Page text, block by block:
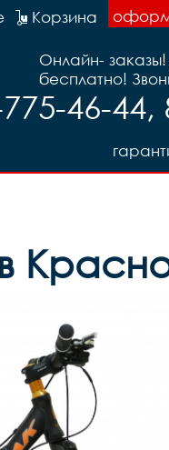
Корзина
Онлайн-
бесплатно!
46-44,